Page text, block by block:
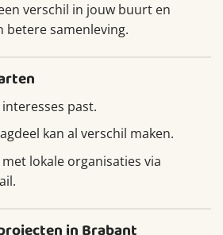
verschil in jouw buurt en
betere samenleving.
past.
kan al verschil maken.
lokale organisaties via